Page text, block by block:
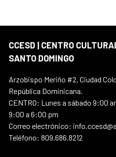
CCESD | CENTRO
SANTO DOMINGO
Arzobispo Meriño #2, Ciudad
República Dominicana.
CENTRO: Lunes a sábado 9:00
9:00 a 6:00 pm
Correo electrónico:
Teléfono: 809.686.8212